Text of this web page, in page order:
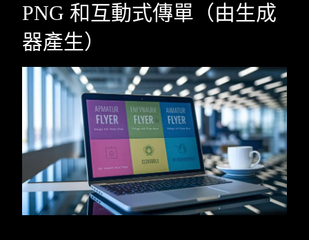
PNG 和互動式傳單（由生成
器產生）